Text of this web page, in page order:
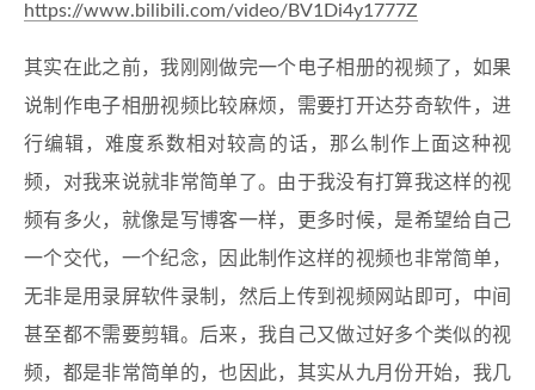
https://www.bilibili.com/video/BV1Di4y1777Z
其实在此之前，我刚刚做完一个电子相册的视频了，如果
说制作电子相册视频比较麻烦，需要打开达芬奇软件，进
行编辑，难度系数相对较高的话，那么制作上面这种视
频，对我来说就非常简单了。由于我没有打算我这样的视
频有多火，就像是写博客一样，更多时候，是希望给自己
一个交代，一个纪念，因此制作这样的视频也非常简单，
无非是用录屏软件录制，然后上传到视频网站即可，中间
甚至都不需要剪辑。后来，我自己又做过好多个类似的视
频，都是非常简单的，也因此，其实从九月份开始，我几